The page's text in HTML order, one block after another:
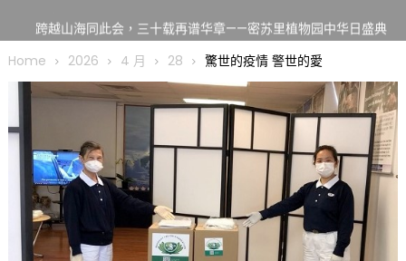
跨越山海同此会，三十载再谱华章——密苏里植物园中华日盛典
圆满举行
圣路易龙舟俱乐部5月16日龙舟体验日 邀请各界亲身体验划行乐
趣 + 水上竞速魅力
三十二载跨越时空的相逢
执掌密苏里植物园近四十年 致力推动全球植物多样性研究与中美
合作 Peter Raven 博士逝世 享年89岁
一晃三十年，初夏又相逢。中华日，等你来赴约 —— 密苏里植物
园“中华日三十周年特别报道（五）
筝声与琴韵交汇：刘励(Li Statler)与钢琴家Darek演绎一场古筝
与钢琴的精彩对话
Home 2026 4 月 28 驚世的疫情 警世的愛